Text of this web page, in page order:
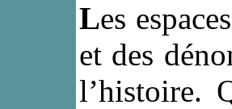
Les
et des
l’histoire.